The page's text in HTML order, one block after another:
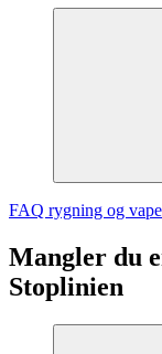
FAQ rygning og
Mangler du
Stoplinien